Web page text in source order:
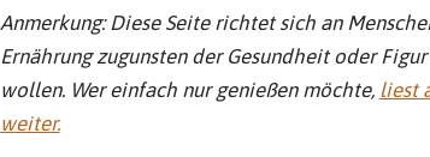
Anmerkung: Diese Seite richtet sich an
Ernährung zugunsten der Gesundheit oder
wollen. Wer einfach nur genießen möchte, liest
weiter.